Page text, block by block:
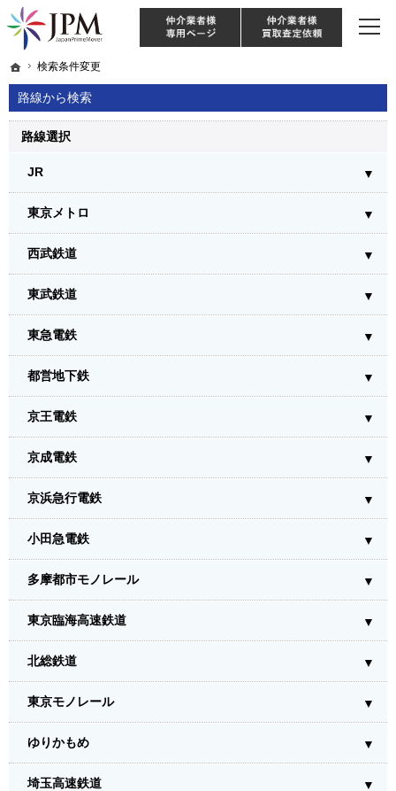
ホーム
検索条件変更
路線から検索
東京・神奈川・埼玉・千葉のリノベーション住宅や中古マンションを手がける会
【物件買取強化中！】リノベーション住宅・不動産・中古マンションならJPM
路線選択
JR
東京メトロ
西武鉄道
東武鉄道
東急電鉄
都営地下鉄
京王電鉄
京成電鉄
京浜急行電鉄
小田急電鉄
多摩都市モノレール
東京臨海高速鉄道
北総鉄道
東京モノレール
ゆりかもめ
埼玉高速鉄道
ホーム
検索条件変更